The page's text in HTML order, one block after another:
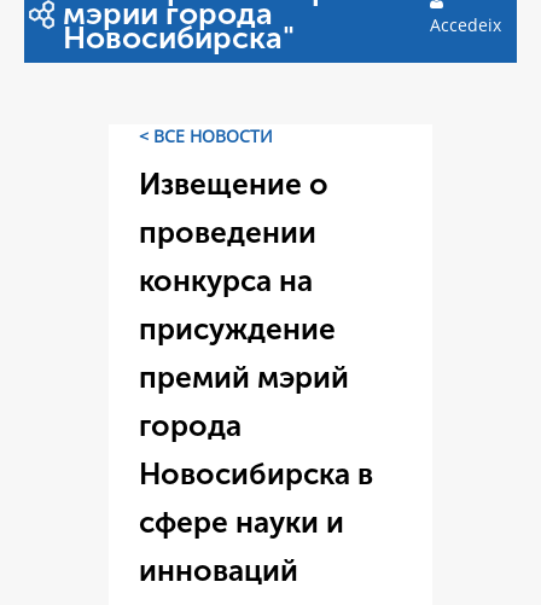
мэрии города
Новосибирска" Accedeix
< ВСЕ НОВОСТИ
Извещение о
проведении
конкурса на
присуждение
премий мэрий
города
Новосибирска в
сфере науки и
инноваций